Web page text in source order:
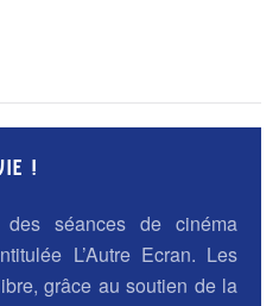
!
séances de cinéma
L’Autre Ecran. Les
grâce au soutien de la